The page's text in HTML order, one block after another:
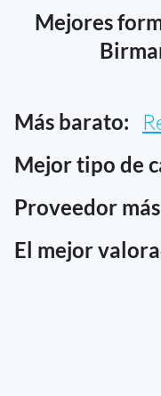
Mejores
Más barato:
Mejor tipo de
Proveedor
El mejor